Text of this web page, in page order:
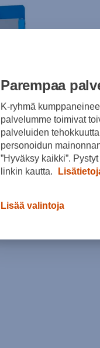
Parempaa
K-ryhmä
palvelumme toimivat
palveluiden
personoidun
”Hyväksy kaikki”.
linkin kautta.
Lisää valintoja